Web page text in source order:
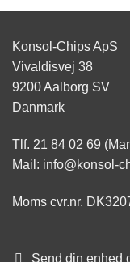
Konsol-Chips ApS
Vivaldisvej 38
9200 Aalborg SV
Danmark
Tlf. 21 84 02 69
Mail: info@konsol-
Moms cvr.nr.
Send din enhed